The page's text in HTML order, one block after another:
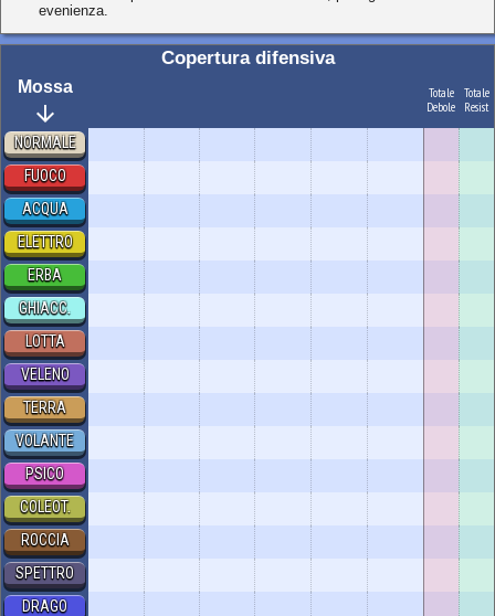
evenienza.
Copertura difensiva
Mossa
arrow_downward
Totale
Debole
Totale
Resist
NORMALE
FUOCO
ACQUA
ELETTRO
ERBA
GHIACC.
LOTTA
VELENO
TERRA
VOLANTE
PSICO
COLEOT.
ROCCIA
SPETTRO
DRAGO